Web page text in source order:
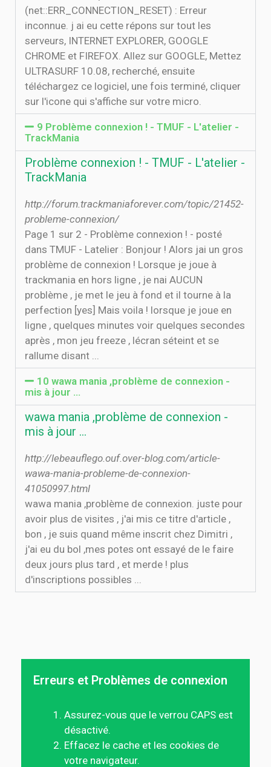
(net::ERR_CONNECTION_RESET) : Erreur
inconnue. j ai eu cette répons sur tout les
serveurs, INTERNET EXPLORER, GOOGLE
CHROME et FIREFOX. Allez sur GOOGLE, Mettez
ULTRASURF 10.08, recherché, ensuite
téléchargez ce logiciel, une fois terminé, cliquer
sur l'icone qui s'affiche sur votre micro.
9 Problème connexion ! - TMUF - L'atelier -
TrackMania
Problème connexion ! - TMUF - L'atelier -
TrackMania
http://forum.trackmaniaforever.com/topic/21452-
probleme-connexion/
Page 1 sur 2 - Problème connexion ! - posté
dans TMUF - Latelier : Bonjour ! Alors jai un gros
problème de connexion ! Lorsque je joue à
trackmania en hors ligne , je nai AUCUN
problème , je met le jeu à fond et il tourne à la
perfection [yes] Mais voila ! lorsque je joue en
ligne , quelques minutes voir quelques secondes
après , mon jeu freeze , lécran séteint et se
rallume disant ...
10 wawa mania ,problème de connexion -
mis à jour ...
wawa mania ,problème de connexion -
mis à jour ...
http://lebeauflego.ouf.over-blog.com/article-
wawa-mania-probleme-de-connexion-
41050997.html
wawa mania ,problème de connexion. juste pour
avoir plus de visites , j'ai mis ce titre d'article ,
bon , je suis quand même inscrit chez Dimitri ,
j'ai eu du bol ,mes potes ont essayé de le faire
deux jours plus tard , et merde ! plus
d'inscriptions possibles ...
Erreurs et Problèmes de connexion
Assurez-vous que le verrou CAPS est
désactivé.
Effacez le cache et les cookies de
votre navigateur.